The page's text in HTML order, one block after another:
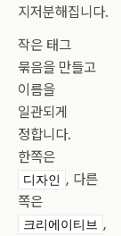
지저분해집니다.
작은 태그
묶음을 만들고
이름을
일관되게
정합니다.
한쪽은
디자인 , 다른
쪽은
크리에이티브 ,